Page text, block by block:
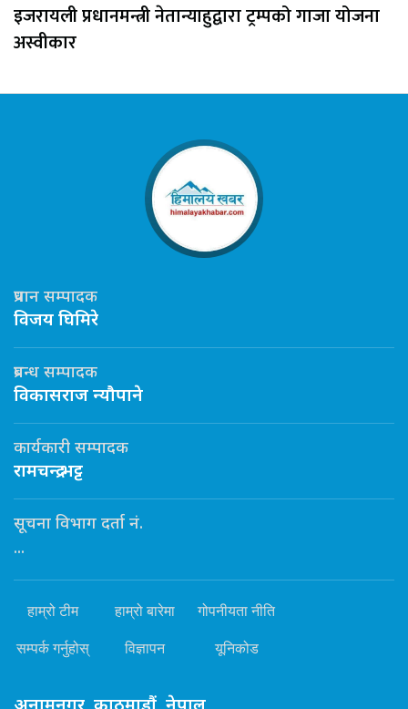
इजरायली प्रधानमन्त्री नेतान्याहुद्वारा ट्रम्पको गाजा योजना
अस्वीकार
प्रधान सम्पादक
विजय घिमिरे
प्रबन्ध सम्पादक
विकासराज न्यौपाने
कार्यकारी सम्पादक
रामचन्द्र भट्ट
सूचना विभाग दर्ता नं.
...
हाम्रो टीम हाम्रो बारेमा गोपनीयता नीति
सम्पर्क गर्नुहोस् विज्ञापन यूनिकोड